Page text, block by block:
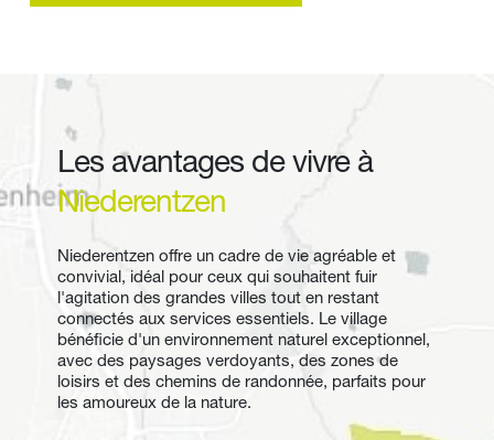
Les avantages de vivre à
Niederentzen
Niederentzen offre un cadre de vie agréable et
convivial, idéal pour ceux qui souhaitent fuir
l'agitation des grandes villes tout en restant
connectés aux services essentiels. Le village
bénéficie d'un environnement naturel exceptionnel,
avec des paysages verdoyants, des zones de
loisirs et des chemins de randonnée, parfaits pour
les amoureux de la nature.